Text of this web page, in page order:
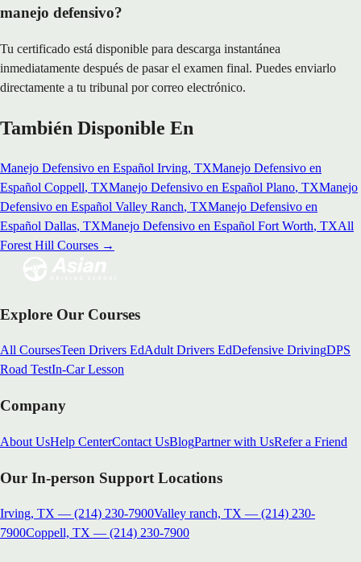
manejo defensivo?
Tu certificado está disponible para descarga instantánea
inmediatamente después de pasar el examen final. Puedes enviarlo
directamente a tu tribunal por correo electrónico.
También Disponible En
Manejo Defensivo en Español Irving, TXManejo Defensivo en
Español Coppell, TXManejo Defensivo en Español Plano, TXManejo
Defensivo en Español Valley Ranch, TXManejo Defensivo en
Español Dallas, TXManejo Defensivo en Español Fort Worth, TXAll
Forest Hill Courses →
Explore Our Courses
All CoursesTeen Drivers EdAdult Drivers EdDefensive DrivingDPS
Road TestIn-Car Lesson
Company
About UsHelp CenterContact UsBlogPartner with UsRefer a Friend
Our In-person Support Locations
Irving, TX — (214) 230-7900Valley ranch, TX — (214) 230-
7900Coppell, TX — (214) 230-7900